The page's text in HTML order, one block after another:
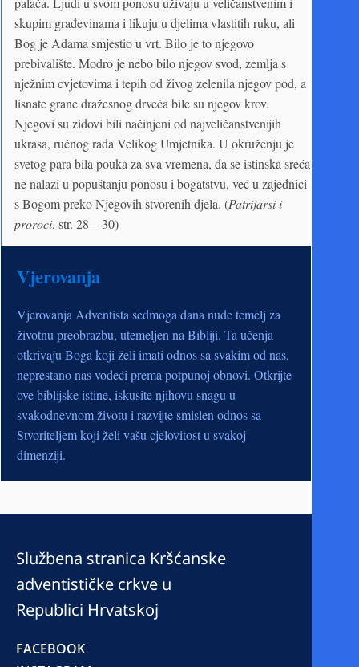
skupim građevinama i likuju u djelima vlastitih ruku, ali
Bog je Adama smjestio u vrt. Bilo je to njegovo
prebivalište. Modro je nebo bilo njegov svod, zemlja s
nježnim cvjetovima i tepih od živog zelenila njegov pod, a
lisnate grane dražesnog drveća bile su njegov krov.
Njegovi su zidovi bili načinjeni od najveličanstvenijih
ukrasa, ručnog rada Velikog Umjetnika. U okruženju je
svetog para bila pouka za sva vremena, da se istinska sreća
ne nalazi u popuštanju ponosu i bogatstvu, već u zajednici
s Bogom preko Njegovih stvorenih djela. (Patrijarsi i
proroci, str. 28—30)
Vjerovanja
Vjerovanja Adventista sedmoga dana nude temelj za
životnu preobrazbu, utemeljen na Bibliji. Ta učenja
otkrivaju Boga koji želi imati odnos sa svakim od nas,
neprestano nas vodeći prema potpunoj obnovi. Otkrijte
ove biblijske istine, iskusite njihovu snagu u
svakodnevnom životu i razvijte smislen odnos sa
Stvoriteljem koji želi vašu cjelovitost u svakoj
dimenziji.
Službena stranica Kršćanske
adventističke crkve u
Republici Hrvatskoj
FACEBOOK